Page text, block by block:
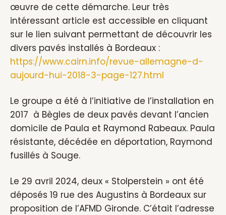
œuvre de cette démarche. Leur très
intéressant article est accessible en cliquant
sur le lien suivant permettant de découvrir les
divers pavés installés à Bordeaux :
https://www.cairn.info/revue-allemagne-d-
aujourd-hui-2018-3-page-127.html
Le groupe a été à l’initiative de l’installation en
2017 à Bègles de deux pavés devant l’ancien
domicile de Paula et Raymond Rabeaux. Paula
résistante, décédée en déportation, Raymond
fusillés à Souge.
Le 29 avril 2024, deux « Stolperstein » ont été
déposés 19 rue des Augustins à Bordeaux sur
proposition de l’AFMD Gironde. C’était l’adresse